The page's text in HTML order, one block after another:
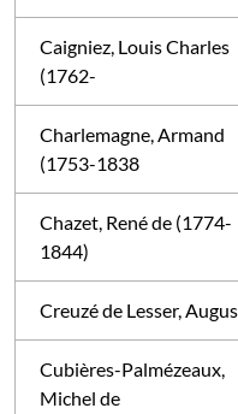
Caigniez, Louis Charles
(1762-
Charlemagne, Armand
(1753-1838
Chazet, René de (1774-
1844)
Creuzé de Lesser,
Cubières-Palmézeaux,
Michel de